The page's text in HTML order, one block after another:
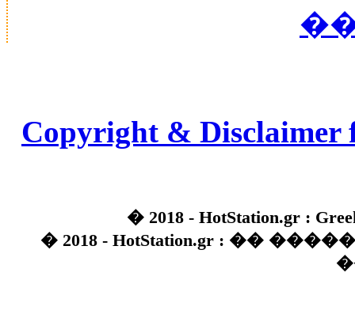
Copyright & Disclaimer
� 2018 - HotStation.gr :
� 2018 - HotStation.gr : ��